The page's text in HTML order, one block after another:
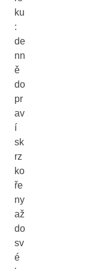
ku
:
de
nn
ě
do
pr
av
í
sk
rz
ko
ře
ny
až
do
sv
é